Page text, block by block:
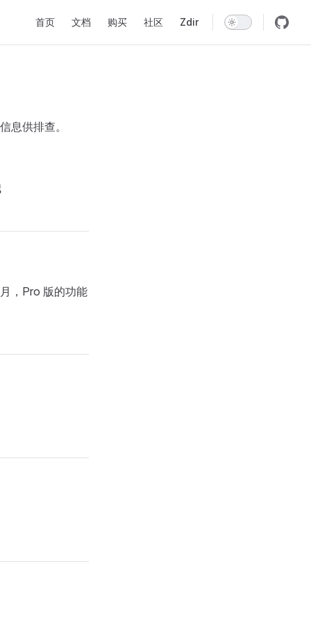
首页 文档 购买 社区 Zdir
息供排查。
，Pro 版的功能